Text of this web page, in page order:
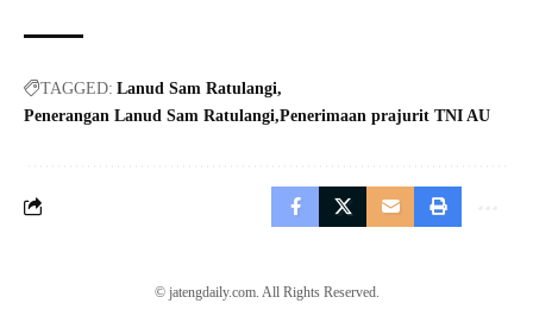
TAGGED: Lanud Sam Ratulangi
Penerangan Lanud Sam Ratulangi Penerimaan prajurit TNI AU
© jatengdaily.com. All Rights Reserved.